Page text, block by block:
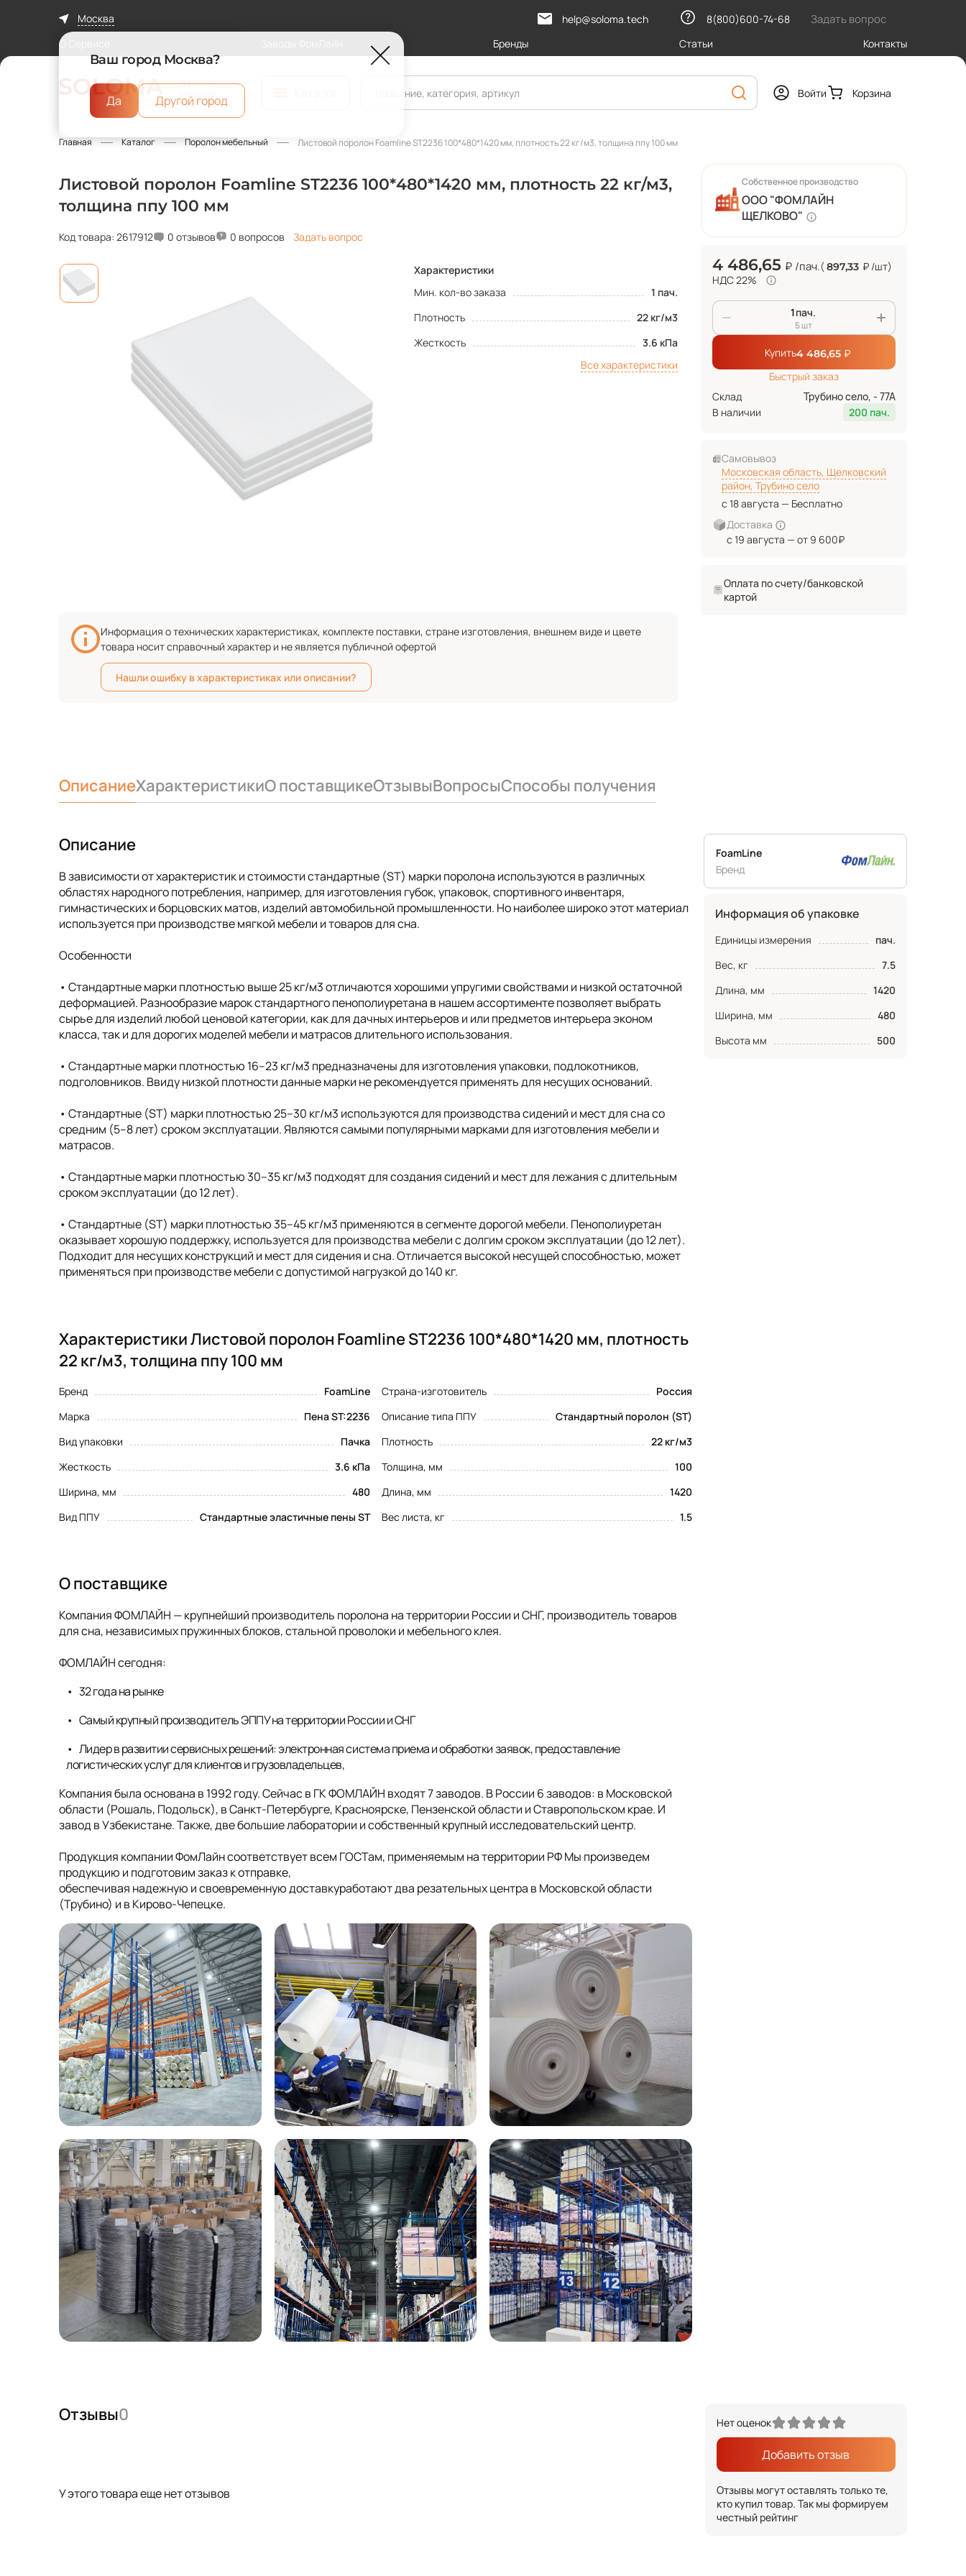
Москва help@soloma.tech 8(800)600-74-68 Задать вопрос
О Сервисе Бренды Статьи Контакты
Торговая
ФомЛайн
Войти Корзина
Главная Каталог Поролон мебельный Листовой поролон Foamline ST2236 100*480*1420 мм, плотность 22 кг/м3, толщина ппу 100 мм
Листовой поролон Foamline ST2236 100*480*1420 мм, плотность 22 кг/м3,
толщина ппу 100 мм
Код товара: 2617912 0 отзывов 0 вопросов Задать вопрос
Характеристики
Мин. кол-во заказа
1 пач.
Плотность
22 кг/м3
Жесткость
3.6 кПа
Все характеристики
Собственное производство
ООО "ФОМЛАЙН
ЩЕЛКОВО"
4 486,65 ₽ /пач.(897,33 ₽ /шт)
НДС 22%
пач.
5 шт
Купить4 486,65 ₽
Быстрый заказ
Склад
Трубино село, - 77А
В наличии
200 пач.
Самовывоз
Московская область, Щелковский
район, Трубино село
с 18 августа — Бесплатно
Доставка
с 19 августа — от 9 600₽
Оплата по счету/банковской
картой
Информация о технических характеристиках, комплекте поставки, стране изготовления, внешнем виде и цвете
товара носит справочный характер и не является публичной офертой
Нашли ошибку в характеристиках или описании?
ОписаниеХарактеристикиО поставщикеОтзывыВопросыСпособы получения
Описание
В зависимости от характеристик и стоимости стандартные (ST) марки поролона используются в различных
областях народного потребления, например, для изготовления губок, упаковок, спортивного инвентаря,
гимнастических и борцовских матов, изделий автомобильной промышленности. Но наиболее широко этот материал
используется при производстве мягкой мебели и товаров для сна.
Особенности
• Cтандартные марки плотностью выше 25 кг/м3 отличаются хорошими упругими свойствами и низкой остаточной
деформацией. Разнообразие марок стандартного пенополиуретана в нашем ассортименте позволяет выбрать
сырье для изделий любой ценовой категории, как для дачных интерьеров и или предметов интерьера эконом
класса, так и для дорогих моделей мебели и матрасов длительного использования.
• Cтандартные марки плотностью 16–23 кг/м3 предназначены для изготовления упаковки, подлокотников,
подголовников. Ввиду низкой плотности данные марки не рекомендуется применять для несущих оснований.
• Стандартные (ST) марки плотностью 25–30 кг/м3 используются для производства сидений и мест для сна со
средним (5–8 лет) сроком эксплуатации. Являются самыми популярными марками для изготовления мебели и
матрасов.
• Стандартные марки плотностью 30–35 кг/м3 подходят для создания сидений и мест для лежания с длительным
сроком эксплуатации (до 12 лет).
• Стандартные (ST) марки плотностью 35–45 кг/м3 применяются в сегменте дорогой мебели. Пенополиуретан
оказывает хорошую поддержку, используется для производства мебели с долгим сроком эксплуатации (до 12 лет).
Подходит для несущих конструкций и мест для сидения и сна. Отличается высокой несущей способностью, может
применяться при производстве мебели с допустимой нагрузкой до 140 кг.
Характеристики Листовой поролон Foamline ST2236 100*480*1420 мм, плотность
22 кг/м3, толщина ппу 100 мм
Бренд FoamLine Страна-изготовитель
Россия
Марка
Пена ST:2236 Описание типа ППУ
Стандартный поролон (ST)
Вид упаковки
Пачка Плотность
22 кг/м3
Жесткость
3.6 кПа Толщина, мм
100
Ширина, мм
480 Длина, мм
1420
Вид ППУ
Стандартные эластичные пены ST Вес листа, кг 1.5
О поставщике
Компания ФОМЛАЙН — крупнейший производитель поролона на территории России и СНГ, производитель товаров
для сна, независимых пружинных блоков, стальной проволоки и мебельного клея.
ФОМЛАЙН сегодня:
32 года на рынке
Самый крупный производитель ЭППУ на территории России и СНГ
Лидер в развитии сервисных решений: электронная система приема и обработки заявок, предоставление
логистических услуг для клиентов и грузовладельцев,
Компания была основана в 1992 году. Сейчас в ГК ФОМЛАЙН входят 7 заводов. В России 6 заводов: в Московской
области (Рошаль, Подольск), в Санкт-Петербурге, Красноярске, Пензенской области и Ставропольском крае. И
завод в Узбекистане. Также, две большие лаборатории и собственный крупный исследовательский центр.
Продукция компании ФомЛайн соответствует всем ГОСТам, применяемым на территории РФ Мы произведем
продукцию и подготовим заказ к отправке,
обеспечивая надежную и своевременную доставкуработают два резательных центра в Московской области
(Трубино) и в Кирово-Чепецке.
FoamLine
Бренд
Информация об упаковке
Единицы измерения
пач.
Вес, кг
7.5
Длина, мм
1420
Ширина, мм
480
Высота мм
500
Отзывы0
У этого товара еще нет отзывов
Нет оценок
Добавить отзыв
Отзывы могут оставлять только те,
кто купил товар. Так мы формируем
честный рейтинг
Ваш город Москва?
Да Другой город